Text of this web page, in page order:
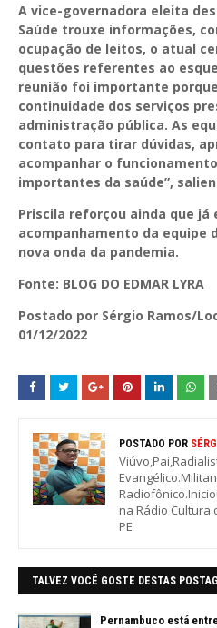
A vice-governadora eleita
Saúde trouxe informações,
ocupação de leitos, o atual
questões referentes ao
reunião foi importante
continuidade dos serviços
administração pública. As
contato para tirar dúvidas,
acompanhar o
importantes da saúde”,
Priscila reforçou ainda que já
acompanhamento da equipe
nova onda da pandemia.
Fonte: BLOG DO EDMAR LYRA
Postado por Sérgio Ramos/
01/12/2022
POSTADO POR
na Rádio Cultura
PE
TALVEZ VOCÊ GOSTE DESTAS
Pernambuco está